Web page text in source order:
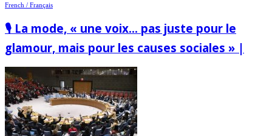
French / Français
🎙️ La mode, « une voix… pas juste pour le
glamour, mais pour les causes sociales » |